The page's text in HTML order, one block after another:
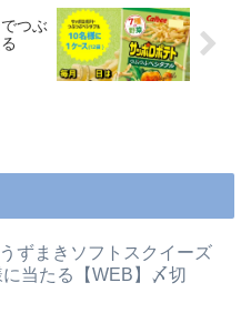
つぶ
ずまきソフトスクイーズ
当たる【WEB】〆切